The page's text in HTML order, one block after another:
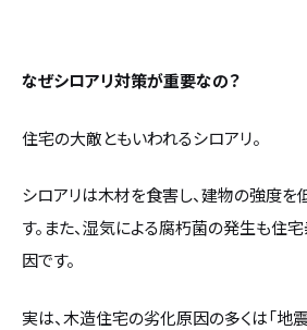
なぜシロアリ対策が重要なの？
住宅の大敵ともいわれるシロアリ。
シロアリは木材を食害し、建物の強度を
す。また、湿気による腐朽菌の発生も住
因です。
実は、木造住宅の劣化原因の多くは「地震